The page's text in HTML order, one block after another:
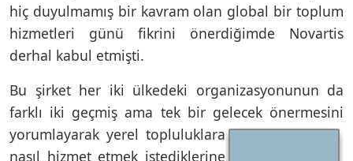
hiç duyulmamış bir kavram olan global bir toplum
hizmetleri günü fikrini önerdiğimde Novartis
derhal kabul etmişti.
Bu şirket her iki ülkedeki organizasyonunun da
farklı iki geçmiş ama tek bir gelecek önermesini
yorumlayarak yerel topluluklara
nasıl hizmet etmek istediklerine